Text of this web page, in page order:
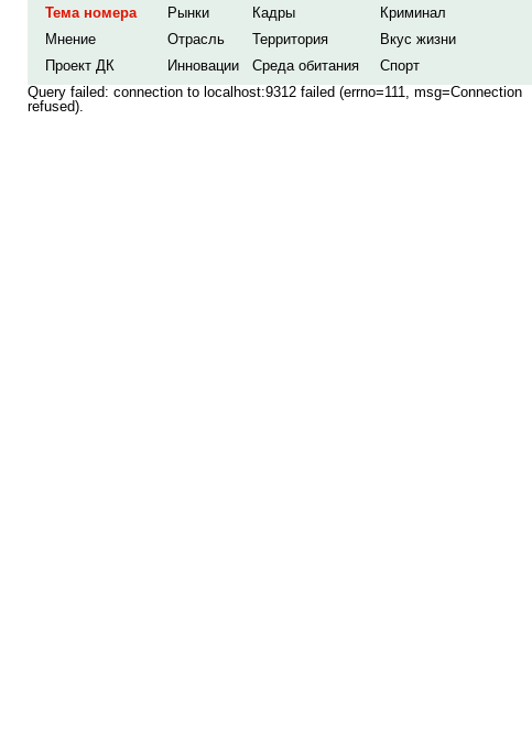
Тема номера
Рынки Кадры
Криминал
Мнение
Отрасль Территория
Вкус жизни
Проект ДК
Инновации Среда обитания
Спорт
Query failed: connection to localhost:9312 failed (errno=111, msg=Connection
refused).